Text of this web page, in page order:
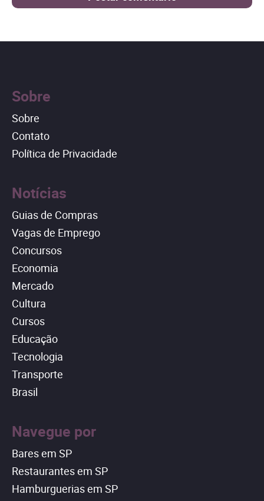
Sobre
Sobre
Contato
Política de Privacidade
Notícias
Guias de Compras
Vagas de Emprego
Concursos
Economia
Mercado
Cultura
Cursos
Educação
Tecnologia
Transporte
Brasil
Navegue por
Bares em SP
Restaurantes em SP
Hamburguerias em SP